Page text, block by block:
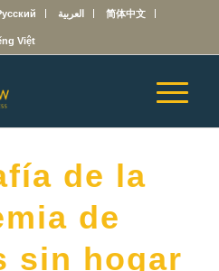
العربية 简体中文
Việt
de la
de
sin hogar